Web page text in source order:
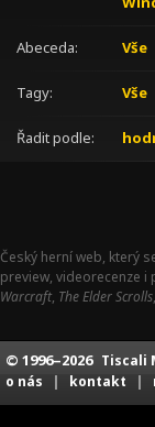
Abeceda: Vše
Tagy: Vše
Řadit podle:
Český herní web, který
preview, videorecenze i
Warcraft, The Elder Scrolls
© 1996–2026 Tiscali
o nás | kontakt |